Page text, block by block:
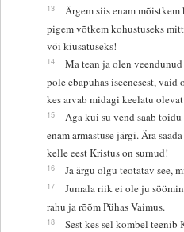
13
Ärgem siis enam
pigem võtkem kohustuseks
või kiusatuseks!
14
Ma tean ja olen veendunud
pole ebapuhas iseenesest, vaid
kes arvab midagi keelatu
15
Aga kui su vend saab
enam armastuse järgi. Ära
kelle eest Kristus on surnud!
16 Ja ärgu olgu teotatav see,
17
Jumala riik ei ole ju
rahu ja rõõm Pühas Vaimus.
18
Sest kes sel kombel teenib